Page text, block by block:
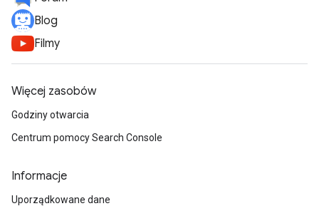
Blog
Filmy
Więcej zasobów
Godziny otwarcia
Centrum pomocy Search Console
Informacje
Uporządkowane dane